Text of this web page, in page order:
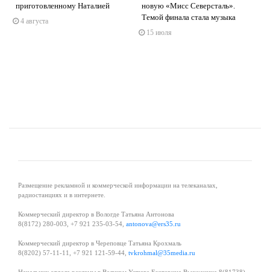
приготовленному Наталией
4 августа
новую «Мисс Северсталь».
Темой финала стала музыка
15 июля
Размещение рекламной и коммерческой информации на телеканалах,
радиостанциях и в интернете.
Коммерческий директор в Вологде Татьяна Антонова
8(8172) 280-003, +7 921 235-03-54, antonova@ers35.ru
Коммерческий директор в Череповце Татьяна Крохмаль
8(8202) 57-11-11, +7 921 121-59-44, tvkrohmal@35media.ru